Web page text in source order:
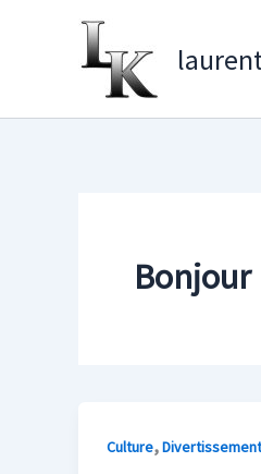
Bonjour
Culture,Divertissement